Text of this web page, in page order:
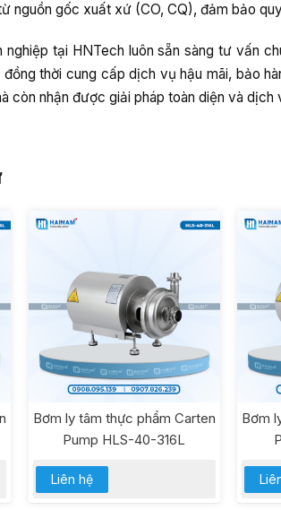
nguồn gốc xuất xứ (CO, CQ), đảm bảo
tại HNTech luôn sẵn sàng tư vấn
thời cung cấp dịch vụ hậu mãi, bảo
còn nhận được giải pháp toàn diện và dịch
Bơm ly tâm thực phẩm Carten
Pump HLS-40-316L
Liên hệ
Bơm